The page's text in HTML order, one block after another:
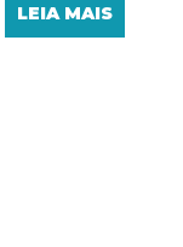
LEIA MAIS